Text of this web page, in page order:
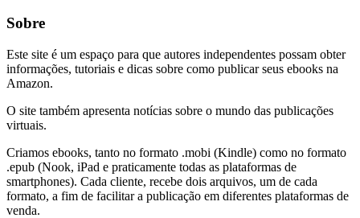
Sobre
Este site é um espaço para que autores independentes possam obter
informações, tutoriais e dicas sobre como publicar seus ebooks na
Amazon.
O site também apresenta notícias sobre o mundo das publicações
virtuais.
Criamos ebooks, tanto no formato .mobi (Kindle) como no formato
.epub (Nook, iPad e praticamente todas as plataformas de
smartphones). Cada cliente, recebe dois arquivos, um de cada
formato, a fim de facilitar a publicação em diferentes plataformas de
venda.